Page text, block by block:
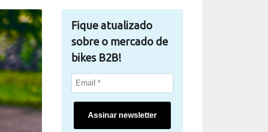
Fique atualizado
sobre o mercado de
bikes B2B!
Assinar newsletter